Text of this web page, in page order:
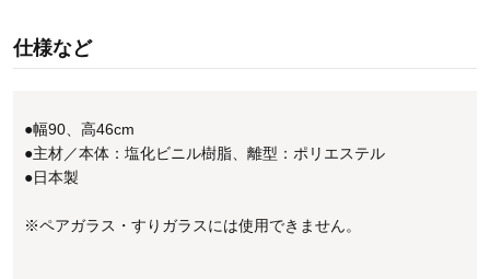
仕様など
●幅90、高46cm
●主材／本体：塩化ビニル樹脂、離型：ポリエステル
●日本製
※ペアガラス・すりガラスには使用できません。